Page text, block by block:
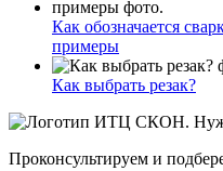
Как обозначается
примеры
Как выбрать резак?
Проконсультируем и